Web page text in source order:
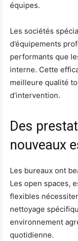
équipes.
Les sociétés
d’équipements
performants que
interne. Cette
meilleure qualité
d’intervention.
Des
nouveaux
Les bureaux ont
Les open spaces,
flexibles
nettoyage
environnement
quotidienne.